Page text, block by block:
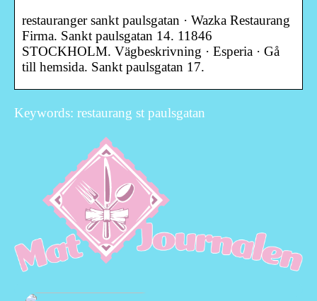
restauranger sankt paulsgatan · Wazka Restaurang
Firma. Sankt paulsgatan 14. 11846
STOCKHOLM. Vägbeskrivning · Esperia · Gå
till hemsida. Sankt paulsgatan 17.
Keywords: restaurang st paulsgatan